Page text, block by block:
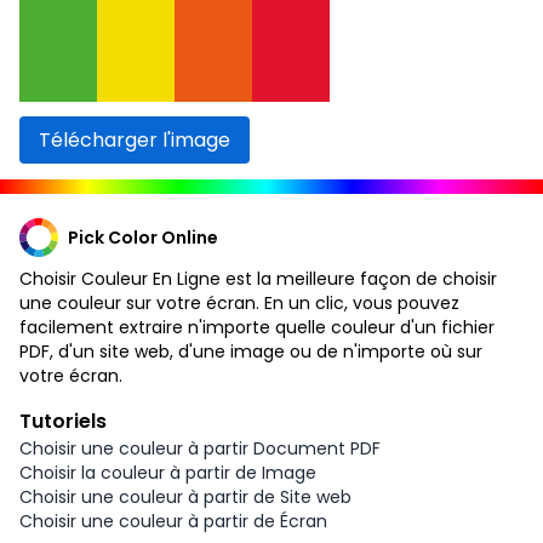
Télécharger l'image
Pick Color Online
Choisir Couleur En Ligne est la meilleure façon de choisir
une couleur sur votre écran. En un clic, vous pouvez
facilement extraire n'importe quelle couleur d'un fichier
PDF, d'un site web, d'une image ou de n'importe où sur
votre écran.
Tutoriels
Choisir une couleur à partir Document PDF
Choisir la couleur à partir de Image
Choisir une couleur à partir de Site web
Choisir une couleur à partir de Écran